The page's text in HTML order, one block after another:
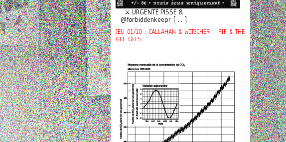
⚔️ URGENTE PISSE &
@forbiddenkeepr [ ... ]
JEU 01/10 : CALLAHAN & WITSCHER + PIF & THE
GEE GEES